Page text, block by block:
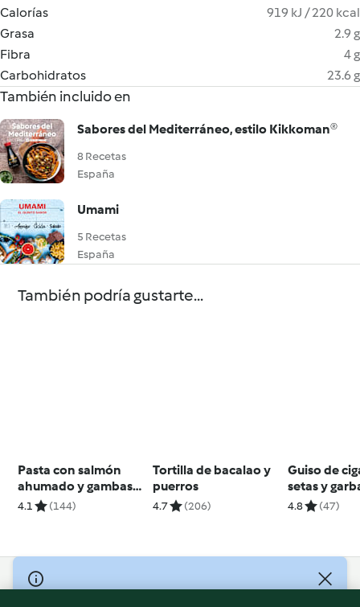
Calorías
919 kJ / 220 kcal
Grasa
2.9 g
Fibra
4 g
Carbohidratos
23.6 g
También incluido en
Sabores del Mediterráneo, estilo Kikkoman®
8 Recetas
España
Umami
5 Recetas
España
También podría gustarte...
Pasta con salmón
ahumado y gambas
para dos
4.1 (144)
Tortilla de bacalao y
puerros
4.7 (206)
Guiso de
setas y
4.8 (47)
© Copyright 2026